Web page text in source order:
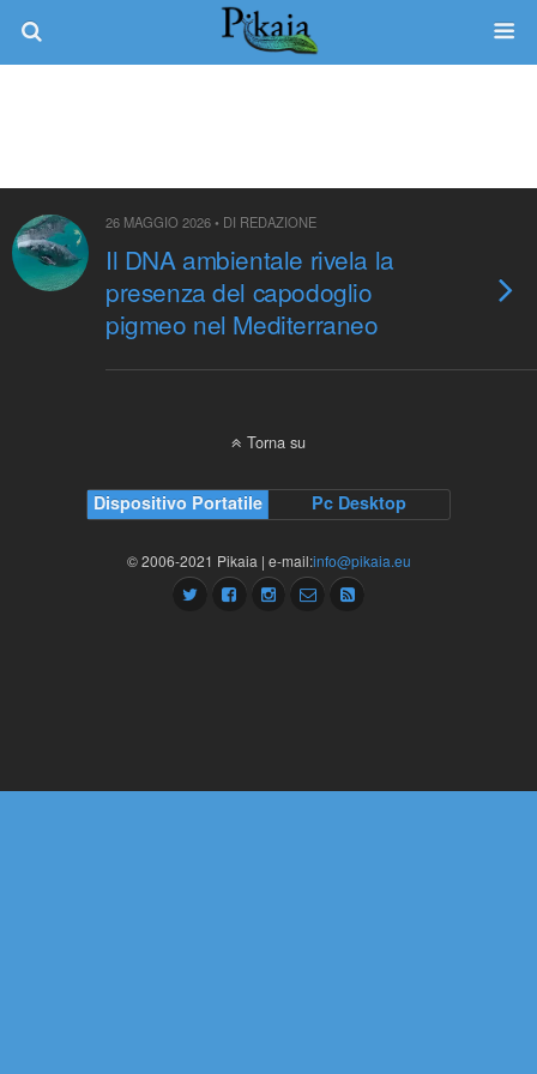
26 MAGGIO 2026 • DI REDAZIONE
Il DNA ambientale rivela la
presenza del capodoglio
pigmeo nel Mediterraneo
Torna su
Dispositivo Portatile Pc Desktop
© 2006-2021 Pikaia | e-mail:info@pikaia.eu